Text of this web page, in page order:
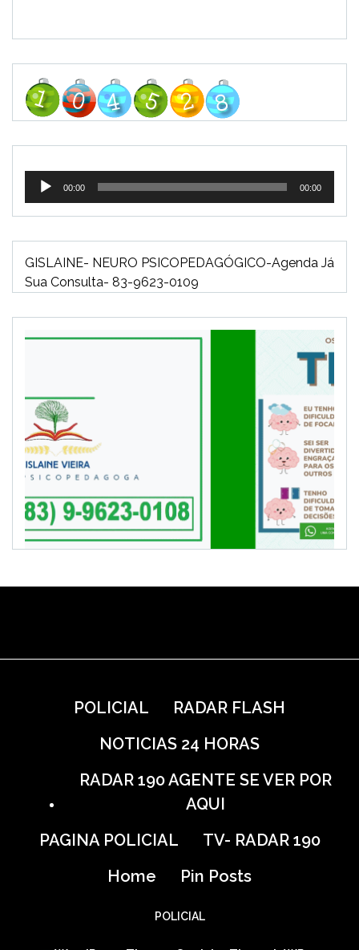
Tocador
áudio
00:00 00:00
GISLAINE- NEURO PSICOPEDAGÓGICO-Agenda Já
Sua Consulta- 83-9623-0109
POLICIAL
RADAR FLASH
NOTICIAS 24 HORAS
RADAR 190 AGENTE SE VER POR
AQUI
PAGINA POLICIAL
TV- RADAR 190
Home
Pin Posts
POLICIAL